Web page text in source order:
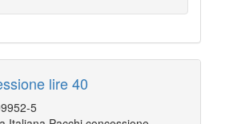
lire 40
5